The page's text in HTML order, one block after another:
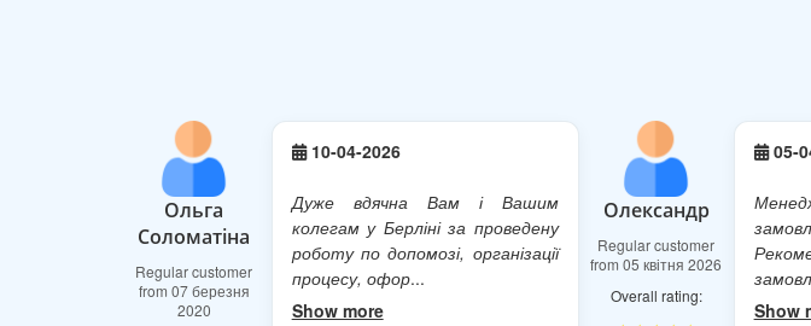
Ольга
Соломатіна
Regular customer
from 07 березня
2020
10-04-2026
Дуже вдячна Вам і Вашим
колегам у Берліні за проведену
роботу по допомозі, організації
процесу, офор...
Show more
Олександр
Regular customer
from 05 квітня 2026
Overall rating:
05-
Show